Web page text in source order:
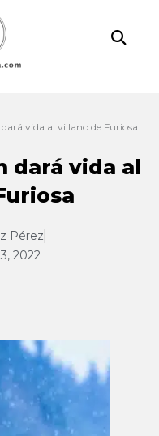
vida al villano de Furiosa
dará vida al
Pérez
2022